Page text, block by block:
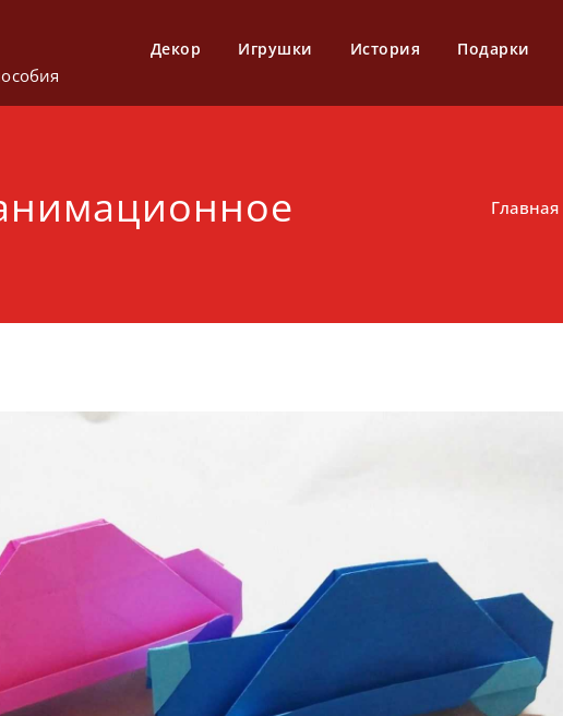
Декор Игрушки История Подарки
Главная